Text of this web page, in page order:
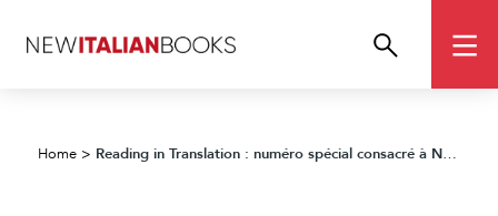
Home > Reading in Translation : numéro spécial consacré à Natalia Ginzburg